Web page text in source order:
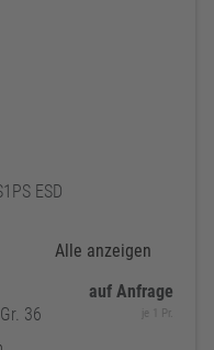
ESD
Alle anzeigen
36
auf Anfrage
je 1 Pr.